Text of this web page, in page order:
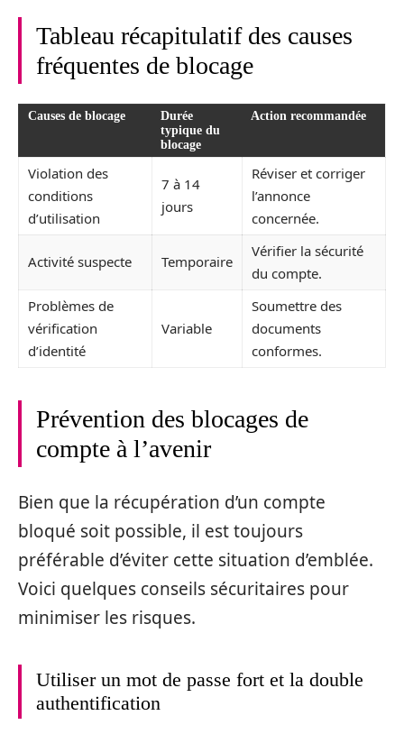
Tableau récapitulatif des causes
fréquentes de blocage
Causes de blocage
Durée
typique du
blocage
Action recommandée
Violation des
conditions
d’utilisation
7 à 14
jours
Réviser et corriger
l’annonce
concernée.
Activité suspecte Temporaire
Vérifier la sécurité
du compte.
Problèmes de
vérification
d’identité
Variable
Soumettre des
documents
conformes.
Prévention des blocages de
compte à l’avenir
Bien que la récupération d’un compte
bloqué soit possible, il est toujours
préférable d’éviter cette situation d’emblée.
Voici quelques conseils sécuritaires pour
minimiser les risques.
Utiliser un mot de passe fort et la double
authentification